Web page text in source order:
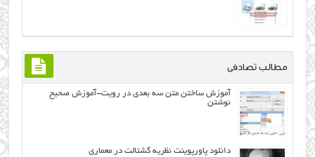
مطالب تصادفی
آموزش ساختن ﻣﺘﻦ ﺳﻪ ﺑﻌﺪﻱ در رویت-آموزش صحیح
نوشتن
دانلود پاورپوینت نظریه گشتالت در معماری